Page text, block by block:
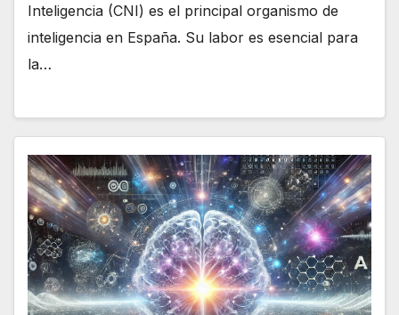
Inteligencia (CNI) es el principal organismo de
inteligencia en España. Su labor es esencial para
la…